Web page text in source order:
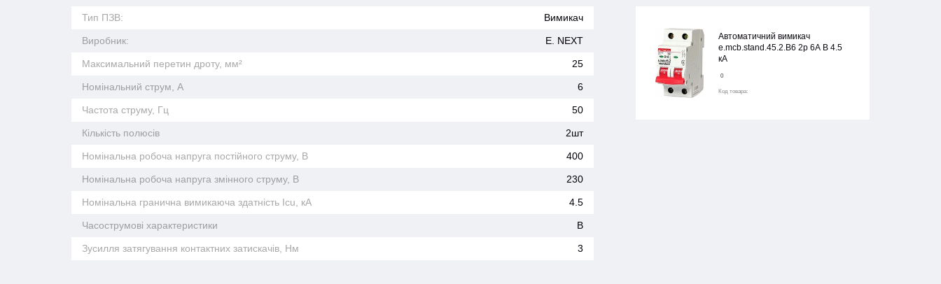
Тип ПЗВ: Вимикач
Виробник: E. NEXT
Максимальний перетин дроту, мм² 25
Номінальний струм, А 6
Частота струму, Гц 50
Кількість полюсів 2шт
Номінальна робоча напруга постійного струму, В 400
Номінальна робоча напруга змінного струму, В 230
Номінальна гранична вимикаюча здатність Icu, кА 4.5
Часострумові характеристики B
Зусилля затягування контактних затискачів, Нм 3
Автоматичний вимикач
e.mcb.stand.45.2.B6 2р 6А В 4.5
кА
0
Код товара: